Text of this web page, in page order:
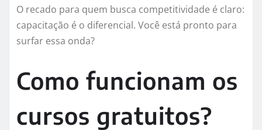
O recado para quem busca competitividade é claro:
capacitação é o diferencial. Você está pronto para
surfar essa onda?
Como funcionam os
cursos gratuitos?